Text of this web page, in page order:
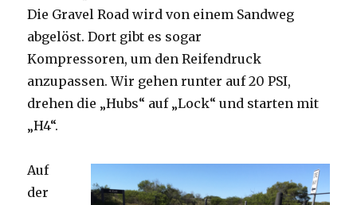
Die Gravel Road wird von einem Sandweg
abgelöst. Dort gibt es sogar
Kompressoren, um den Reifendruck
anzupassen. Wir gehen runter auf 20 PSI,
drehen die „Hubs“ auf „Lock“ und starten mit
„H4“.
Auf
der